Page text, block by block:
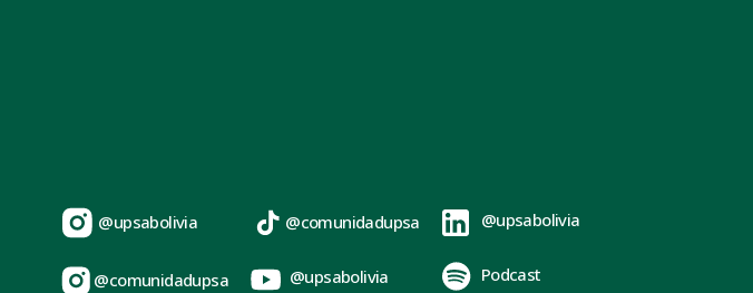
@upsabolivia
@comunidadupsa
@comunidadupsa
@upsabolivia
@upsabolivia
Podcast